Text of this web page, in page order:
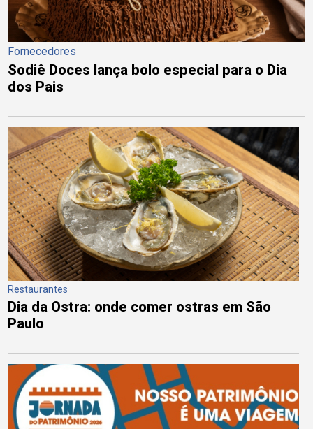
Fornecedores
Sodiê Doces lança bolo especial para o Dia
dos Pais
Restaurantes
Dia da Ostra: onde comer ostras em São
Paulo